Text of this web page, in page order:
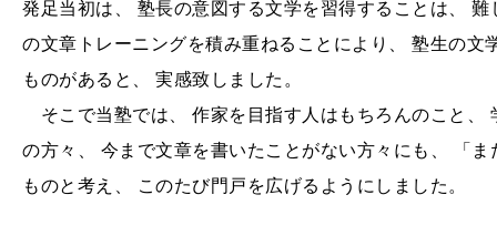
発足当初は、 塾長の意図する文学を習得することは、
の文章トレーニングを積み重ねることにより、 塾生の
ものがあると、 実感致しました。
そこで当塾では、 作家を目指す人はもちろんのこと、
の方々、 今まで文章を書いたことがない方々にも、 「
ものと考え、 このたび門戸を広げるようにしました。